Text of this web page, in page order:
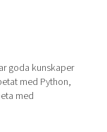
goda kunskaper
med Python,
med